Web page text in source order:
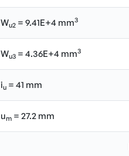
Wu2 = 9.41E+4 mm3
Wu3 = 4.36E+4 mm3
iu = 41 mm
um = 27.2 mm